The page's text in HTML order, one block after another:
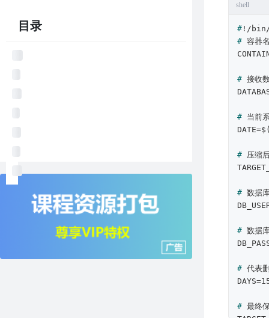
目录
shell
# !/
# 容器
# 接收
# 当前
# 压缩
# 数据
# 数据
# 代表
# 最终